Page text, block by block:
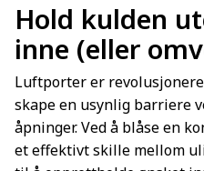
Hold kulden
inne (eller
Luftporter er
skape en usynlig barriere
åpninger. Ved å blåse en
et effektivt skille mellom